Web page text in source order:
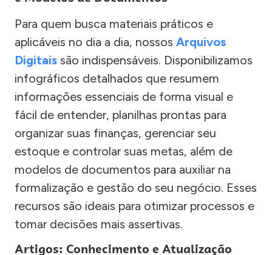
Para quem busca materiais práticos e
aplicáveis no dia a dia, nossos Arquivos
Digitais são indispensáveis. Disponibilizamos
infográficos detalhados que resumem
informações essenciais de forma visual e
fácil de entender, planilhas prontas para
organizar suas finanças, gerenciar seu
estoque e controlar suas metas, além de
modelos de documentos para auxiliar na
formalização e gestão do seu negócio. Esses
recursos são ideais para otimizar processos e
tomar decisões mais assertivas.
Artigos: Conhecimento e Atualização